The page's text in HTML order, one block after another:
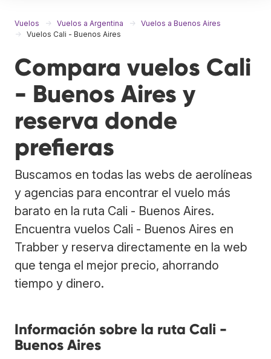
Vuelos Vuelos a Argentina
Vuelos a Buenos Aires
Vuelos Cali - Buenos Aires
Compara vuelos Cali
- Buenos Aires y
reserva donde
prefieras
Buscamos en todas las webs de aerolíneas
y agencias para encontrar el vuelo más
barato en la ruta Cali - Buenos Aires.
Encuentra vuelos Cali - Buenos Aires en
Trabber y reserva directamente en la web
que tenga el mejor precio, ahorrando
tiempo y dinero.
Información sobre la ruta Cali -
Buenos Aires